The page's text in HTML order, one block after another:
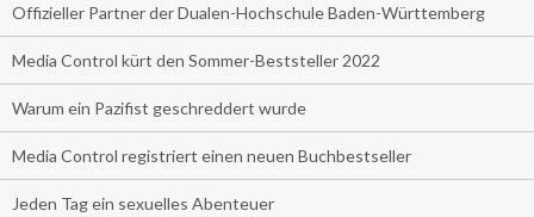
Offizieller Partner der Dualen-Hochschule Baden-Württemberg
Media Control kürt den Sommer-Beststeller 2022
Warum ein Pazifist geschreddert wurde
Media Control registriert einen neuen Buchbestseller
Jeden Tag ein sexuelles Abenteuer